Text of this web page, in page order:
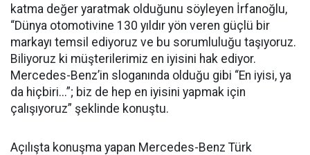
katma değer yaratmak olduğunu söyleyen İrfanoğlu,
“Dünya otomotivine 130 yıldır yön veren güçlü bir
markayı temsil ediyoruz ve bu sorumluluğu taşıyoruz.
Biliyoruz ki müşterilerimiz en iyisini hak ediyor.
Mercedes-Benz’in sloganında olduğu gibi “En iyisi, ya
da hiçbiri...”; biz de hep en iyisini yapmak için
çalışıyoruz” şeklinde konuştu.
Açılışta konuşma yapan Mercedes-Benz Türk